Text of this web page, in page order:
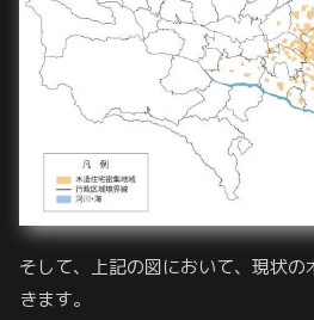
そして、上記の図において、現状
きます。